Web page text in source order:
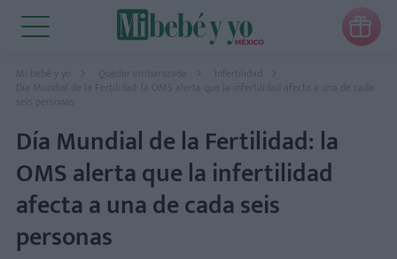

Mi bebé y yo
Infertilidad
Día Mundial de la Fertilidad: la OMS alerta que la infertilidad afecta a una de cada
Día Mundial de la Fertilidad: la
OMS alerta que la infertilidad
afecta a una de cada seis
personas